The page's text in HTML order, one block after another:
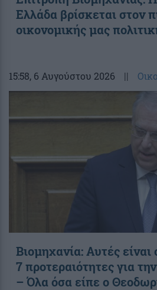
Ελλάδα βρίσκεται στον
οικονομικής μας
15:58, 6 Αυγούστου 2026 ||
Βιομηχανία: Αυτές είναι
7 προτεραιότητες για
– Όλα όσα είπε ο